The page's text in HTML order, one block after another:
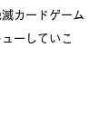
カードゲーム
ーしていこ